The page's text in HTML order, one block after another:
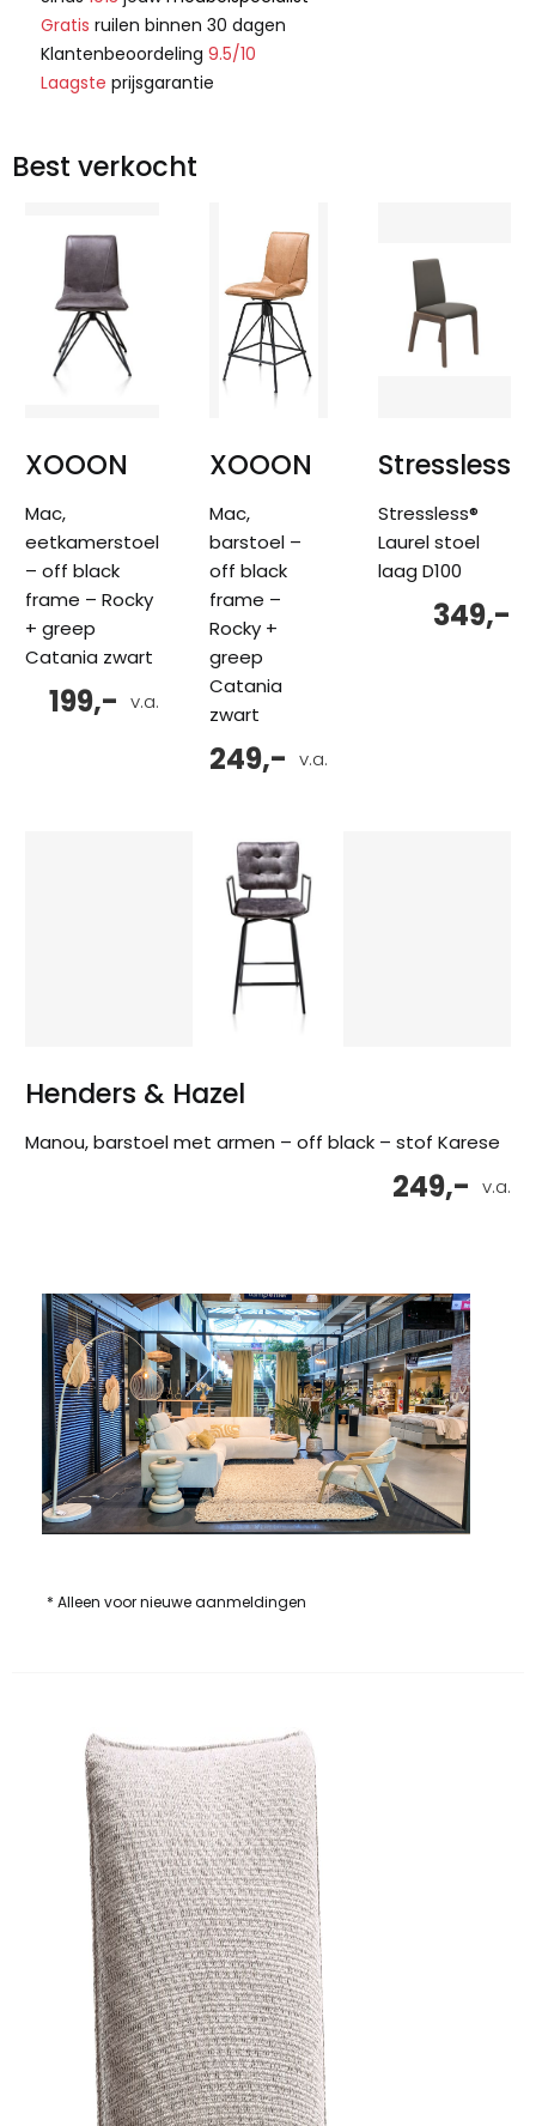
Gratis ruilen binnen 30 dagen
Klantenbeoordeling 9.5/10
Laagste prijsgarantie
Best verkocht
XOOON
Mac,
eetkamerstoel
– off black
frame – Rocky
+ greep
Catania zwart
v.a.
199,-
XOOON
Mac,
barstoel –
off black
frame –
Rocky +
greep
Catania
zwart
v.a.
249,-
Stressless
Stressless®
Laurel stoel
laag D100
349,-
Henders & Hazel
Manou, barstoel met armen – off black – stof Karese
v.a.
249,-
* Alleen voor nieuwe aanmeldingen